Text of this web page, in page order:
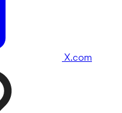
X.com